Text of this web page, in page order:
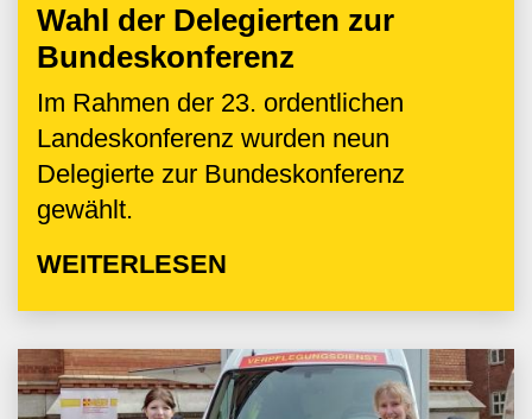
Wahl der Delegierten zur
Bundeskonferenz
Im Rahmen der 23. ordentlichen
Landeskonferenz wurden neun
Delegierte zur Bundeskonferenz
gewählt.
WEITERLESEN